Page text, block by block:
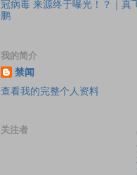
冠病毒 来源终于曝光！？｜真
鹏
我的简介
禁闻
查看我的完整个人资料
关注者